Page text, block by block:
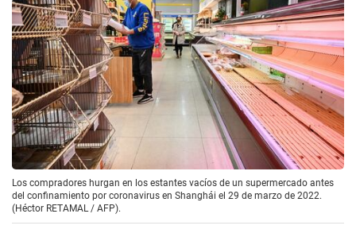
Los compradores hurgan en los estantes vacíos de un supermercado antes
del confinamiento por coronavirus en Shanghái el 29 de marzo de 2022.
(Héctor RETAMAL / AFP).